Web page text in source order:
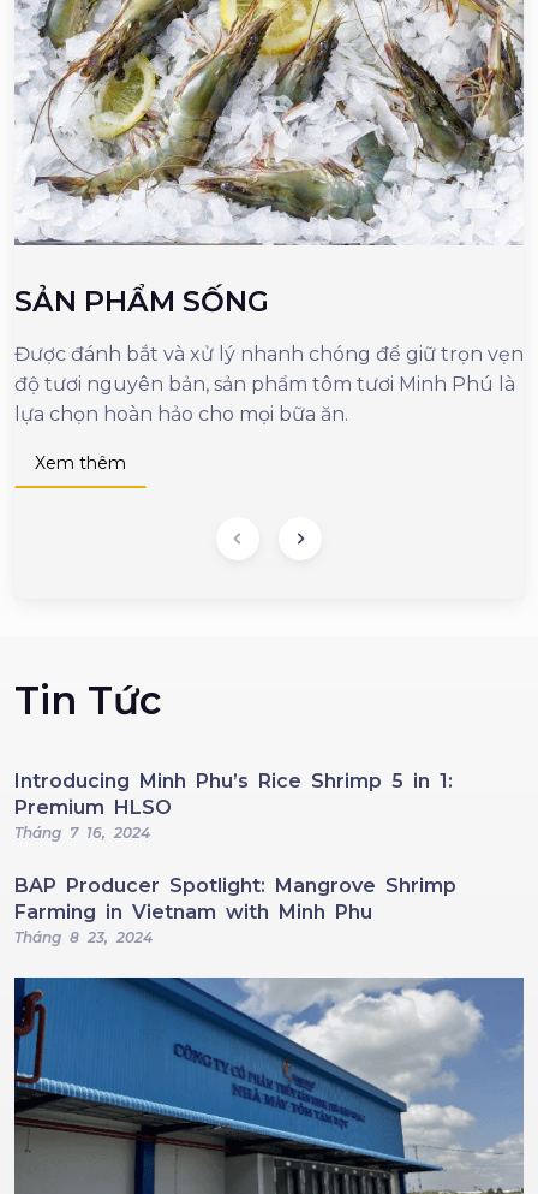
SẢN PHẨM SỐNG
Được đánh bắt và xử lý nhanh chóng để giữ trọn vẹn
độ tươi nguyên bản, sản phẩm tôm tươi Minh Phú là
lựa chọn hoàn hảo cho mọi bữa ăn.
Xem thêm
Tin Tức
Introducing Minh Phu’s Rice Shrimp 5 in 1:
Premium HLSO
Tháng 7 16, 2024
BAP Producer Spotlight: Mangrove Shrimp
Farming in Vietnam with Minh Phu
Tháng 8 23, 2024